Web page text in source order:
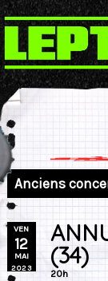
Anciens
VEN
12
MAI
2023
(34)
20h